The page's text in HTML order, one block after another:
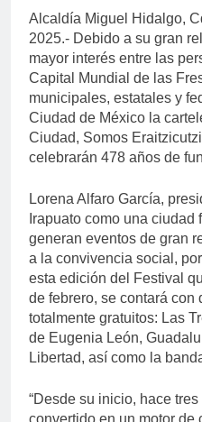
Alcaldía Miguel Hidalgo,
2025.- Debido a su gran
mayor interés entre las
Capital Mundial de las
municipales, estatales y
Ciudad de México la
Ciudad, Somos
celebrarán 478 años de
Lorena Alfaro García,
Irapuato como una ciudad
generan eventos de gran
a la convivencia social,
esta edición del Festival
de febrero, se contará con
totalmente gratuitos: Las
de Eugenia León,
Libertad, así como la
“Desde su inicio, hace
convertido en un motor de